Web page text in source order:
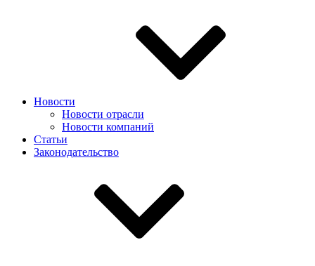
Новости
Новости отрасли
Новости компаний
Статьи
Законодательство